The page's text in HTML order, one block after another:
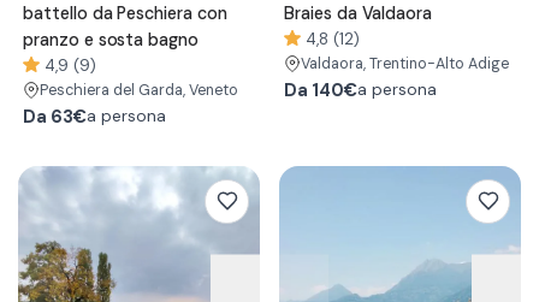
battello da Peschiera con
pranzo e sosta bagno
4,9 (9)
Peschiera del Garda, Veneto
Da 63€a persona
Braies da Valdaora
4,8 (12)
Valdaora, Trentino-Alto Adige
Da 140€a persona